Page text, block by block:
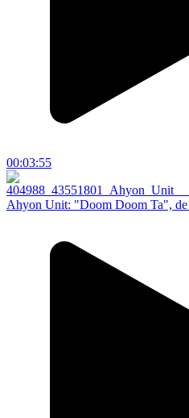
00:03:55
Ahyon Unit: "Doom Doom Ta",